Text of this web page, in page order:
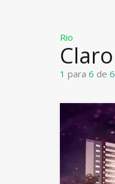
Rio
Claro
1 para 6 de 6